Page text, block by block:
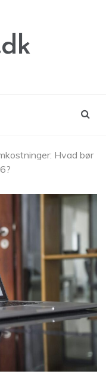
Hvad bør